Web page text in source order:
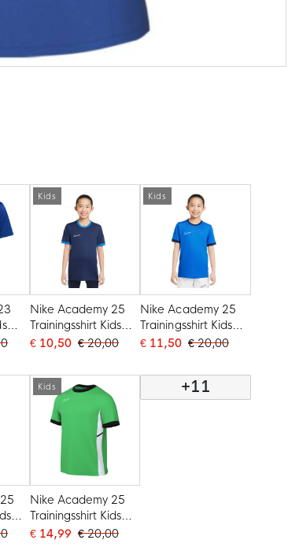
Kids
Nike Academy 25
Trainingsshirt Kids
Donkerblauw Blauw
€ 10,50 € 20,00
Kids
Nike Academy 25
Trainingsshirt Kids
Blauw Donkerblauw
€ 11,50 € 20,00
Kids
Nike Academy 25
Trainingsshirt Kids
Groen Zwart Wit
€ 14,99 € 20,00
+11